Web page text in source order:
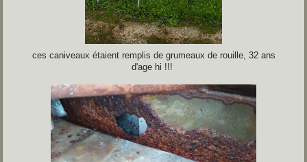
ces caniveaux étaient remplis de grumeaux de rouille, 32 ans
d'age hi !!!